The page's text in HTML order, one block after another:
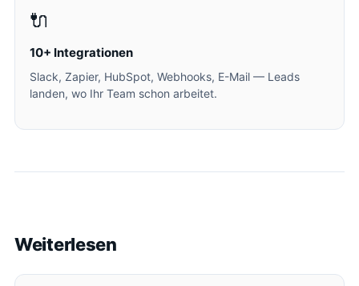
🔌
10+ Integrationen
Slack, Zapier, HubSpot, Webhooks, E-Mail — Leads
landen, wo Ihr Team schon arbeitet.
Weiterlesen